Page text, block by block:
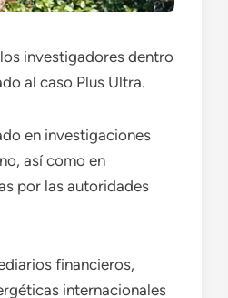
investigadores dentro
al caso Plus Ultra.
en investigaciones
así como en
por las autoridades
financieros,
internacionales